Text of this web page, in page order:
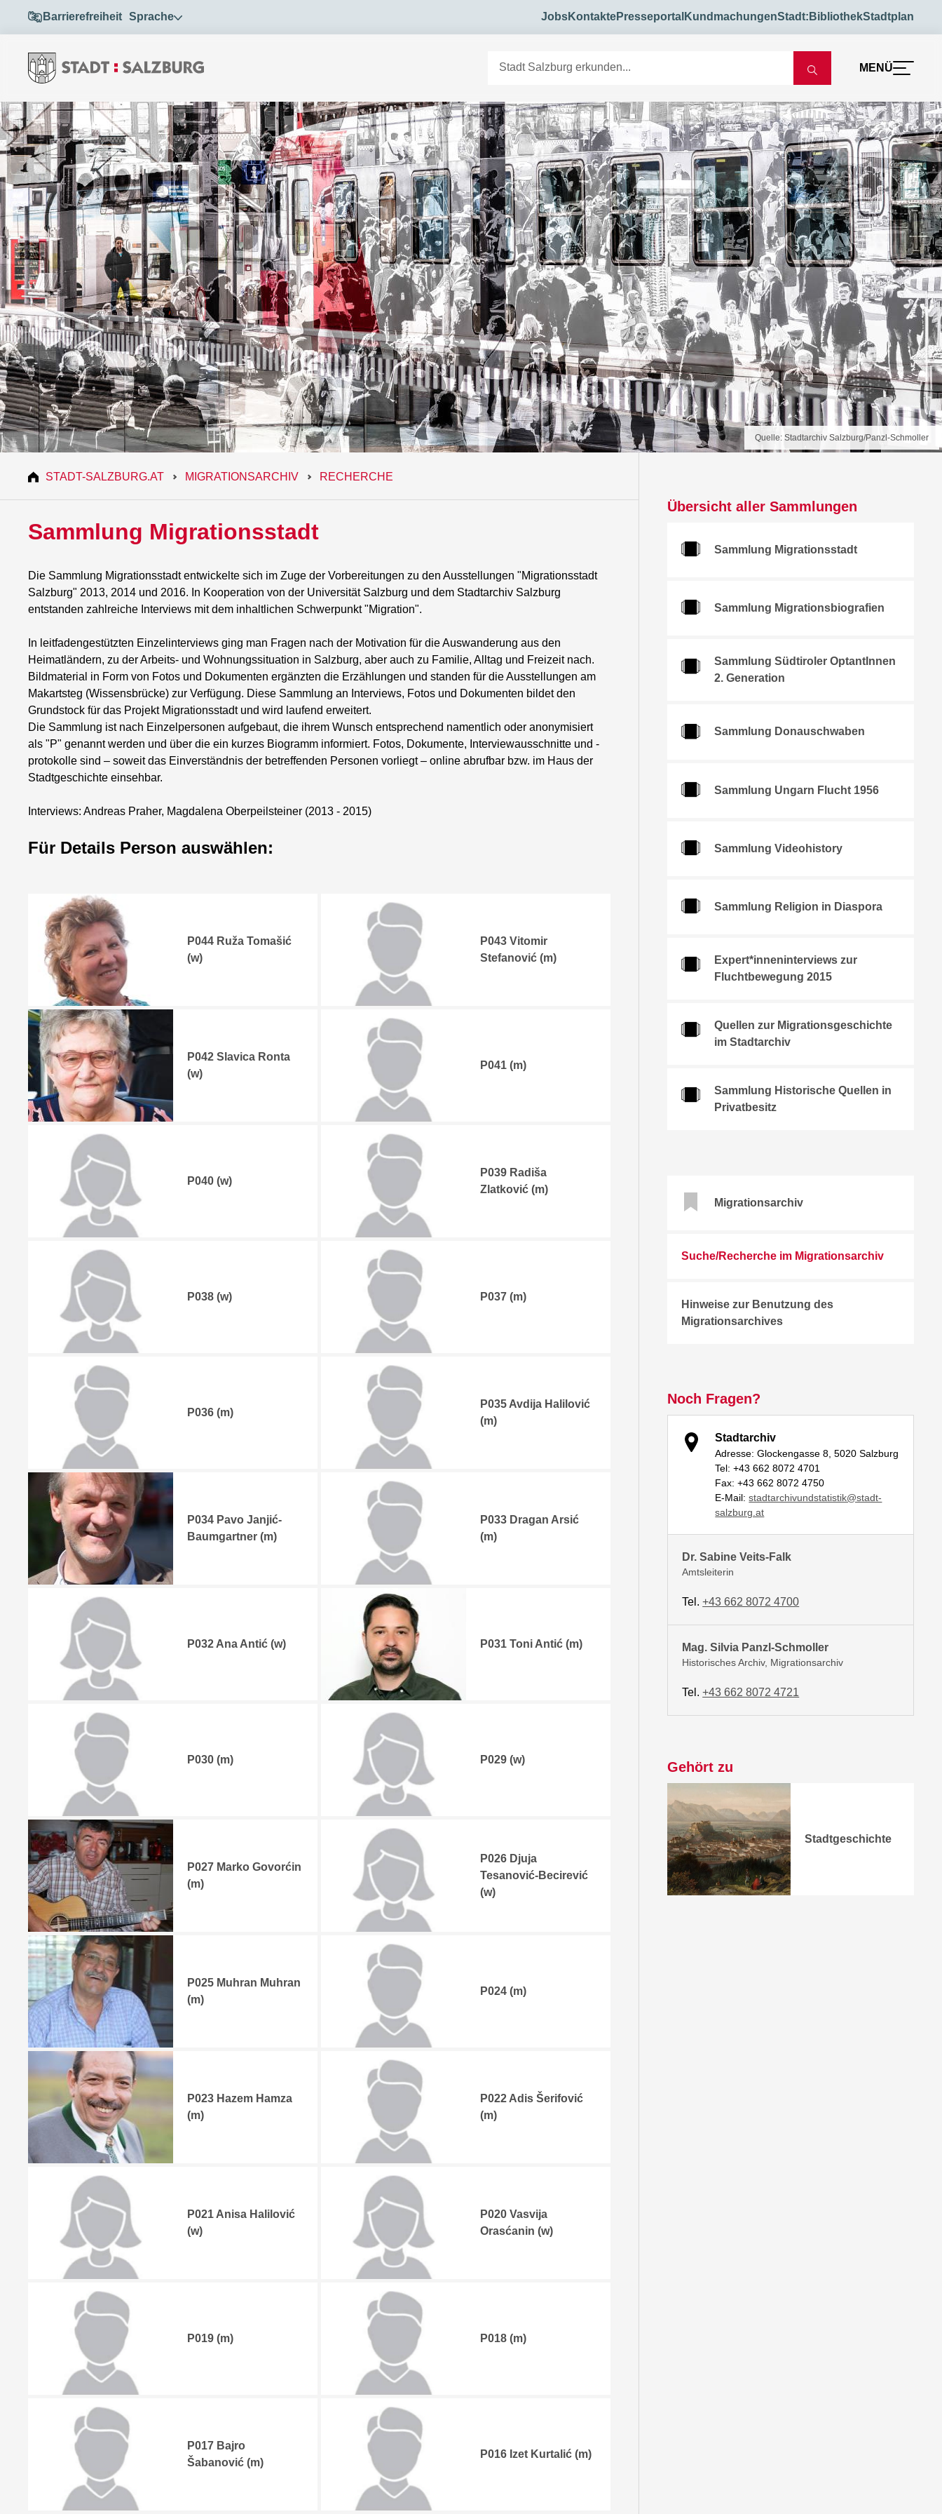
Barrierefreiheit Sprache JobsKontaktePresseportal KundmachungenStadt:BibliothekStadtplan
MENÜ
Quelle: Stadtarchiv Salzburg/Panzl-Schmoller
STADT-SALZBURG.AT MIGRATIONSARCHIV RECHERCHE
Sammlung Migrationsstadt
Die Sammlung Migrationsstadt entwickelte sich im Zuge der Vorbereitungen zu den Ausstellungen "Migrationsstadt
Salzburg" 2013, 2014 und 2016. In Kooperation von der Universität Salzburg und dem Stadtarchiv Salzburg
entstanden zahlreiche Interviews mit dem inhaltlichen Schwerpunkt "Migration".
In leitfadengestützten Einzelinterviews ging man Fragen nach der Motivation für die Auswanderung aus den
Heimatländern, zu der Arbeits- und Wohnungssituation in Salzburg, aber auch zu Familie, Alltag und Freizeit nach.
Bildmaterial in Form von Fotos und Dokumenten ergänzten die Erzählungen und standen für die Ausstellungen am
Makartsteg (Wissensbrücke) zur Verfügung. Diese Sammlung an Interviews, Fotos und Dokumenten bildet den
Grundstock für das Projekt Migrationsstadt und wird laufend erweitert.
Die Sammlung ist nach Einzelpersonen aufgebaut, die ihrem Wunsch entsprechend namentlich oder anonymisiert
als "P" genannt werden und über die ein kurzes Biogramm informiert. Fotos, Dokumente, Interviewausschnitte und -
protokolle sind – soweit das Einverständnis der betreffenden Personen vorliegt – online abrufbar bzw. im Haus der
Stadtgeschichte einsehbar.
Interviews: Andreas Praher, Magdalena Oberpeilsteiner (2013 - 2015)
Für Details Person auswählen:
P044 Ruža Tomašić
(w)
P043 Vitomir
Stefanović (m)
P042 Slavica Ronta
(w)
P041 (m)
P040 (w)
P039 Radiša
Zlatković (m)
P038 (w) P037 (m)
P036 (m)
P035 Avdija Halilović
(m)
P034 Pavo Janjić-
Baumgartner (m)
P033 Dragan Arsić
(m)
P032 Ana Antić (w) P031 Toni Antić (m)
P030 (m) P029 (w)
P027 Marko Govorćin
(m)
P026 Djuja
Tesanović-Becirević
(w)
P025 Muhran Muhran
(m)
P024 (m)
P023 Hazem Hamza
(m)
P022 Adis Šerifović
(m)
P021 Anisa Halilović
(w)
P020 Vasvija
Orasćanin (w)
P019 (m) P018 (m)
P017 Bajro
Šabanović (m)
P016 Izet Kurtalić (m)
Übersicht aller Sammlungen
Sammlung Migrationsstadt
Sammlung Migrationsbiografien
Sammlung Südtiroler OptantInnen
2. Generation
Sammlung Donauschwaben
Sammlung Ungarn Flucht 1956
Sammlung Videohistory
Sammlung Religion in Diaspora
Expert*inneninterviews zur
Fluchtbewegung 2015
Quellen zur Migrationsgeschichte
im Stadtarchiv
Sammlung Historische Quellen in
Privatbesitz
Migrationsarchiv
Suche/Recherche im Migrationsarchiv
Hinweise zur Benutzung des
Migrationsarchives
Noch Fragen?
Stadtarchiv
Adresse: Glockengasse 8, 5020 Salzburg
Tel: +43 662 8072 4701
Fax: +43 662 8072 4750
E-Mail:stadtarchivundstatistik@stadt-
salzburg.at
Dr. Sabine Veits-Falk
Amtsleiterin
Tel.+43 662 8072 4700
Mag. Silvia Panzl-Schmoller
Historisches Archiv, Migrationsarchiv
Tel.+43 662 8072 4721
Gehört zu
Stadtgeschichte